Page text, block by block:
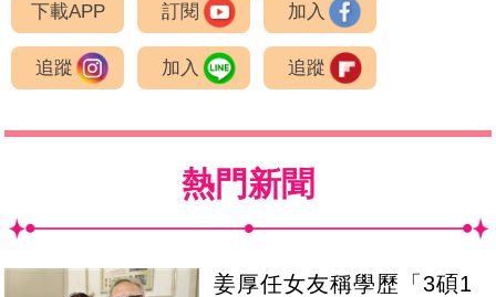
下載APP 訂閱 加入
追蹤 加入 追蹤
熱門新聞
姜厚任女友稱學歷「3碩1